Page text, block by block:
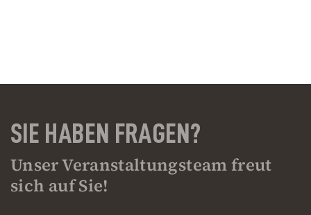
SIE HABEN FRAGEN?
Unser Veranstaltungsteam freut
sich auf Sie!